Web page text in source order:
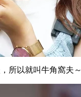
所以就叫牛角窩夫～